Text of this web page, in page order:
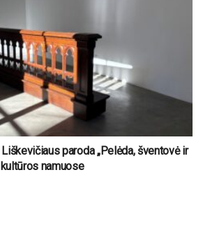
paroda „Pelėda, šventovė ir
namuose